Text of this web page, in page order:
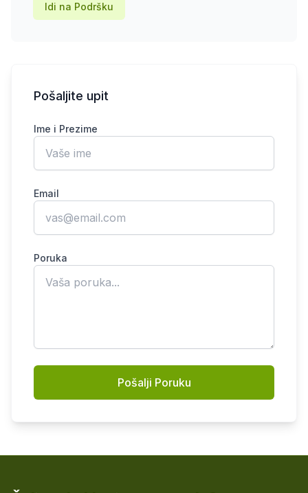
Idi na Podršku
Pošaljite upit
Ime i Prezime
Email
Poruka
Pošalji Poruku